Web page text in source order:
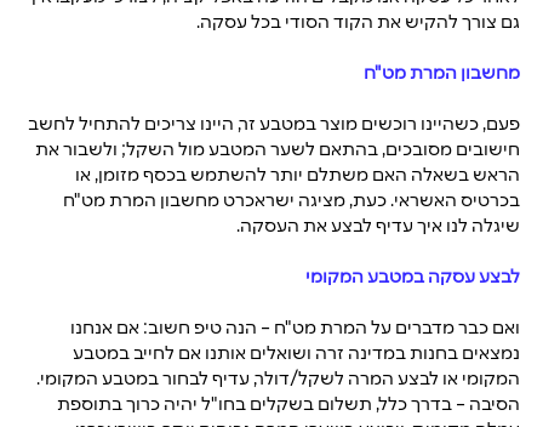
גם צורך להקיש את הקוד הסודי בכל עסקה.
מחשבון המרת מט"ח
פעם, כשהיינו רוכשים מוצר במטבע זר, היינו צריכים להתחיל לחשב
חישובים מסובכים, בהתאם לשער המטבע מול השקל; ולשבור את
הראש בשאלה האם משתלם יותר להשתמש בכסף מזומן, או
בכרטיס האשראי. כעת, מציגה ישראכרט מחשבון המרת מט"ח
שיגלה לנו איך עדיף לבצע את העסקה.
לבצע עסקה במטבע המקומי
ואם כבר מדברים על המרת מט"ח – הנה טיפ חשוב: אם אנחנו
נמצאים בחנות במדינה זרה ושואלים אותנו אם לחייב במטבע
המקומי או לבצע המרה לשקל/דולר, עדיף לבחור במטבע המקומי.
הסיבה – בדרך כלל, תשלום בשקלים בחו"ל יהיה כרוך בתוספת